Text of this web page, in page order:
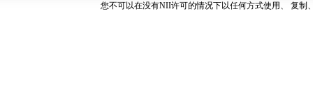
您不可以在没有NII许可的情况下以任何方式使用、 复